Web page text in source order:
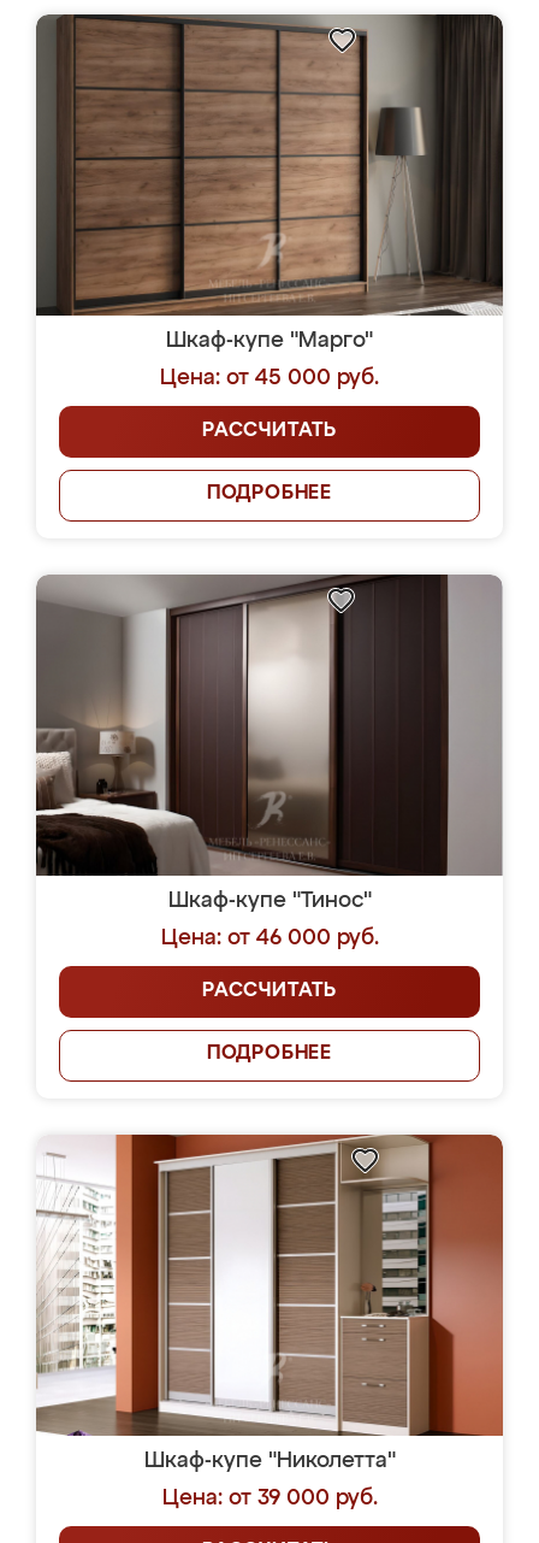
Шкаф-купе "Марго"
Цена: от 45 000 руб.
РАССЧИТАТЬ
ПОДРОБНЕЕ
Шкаф-купе "Тинос"
Цена: от 46 000 руб.
РАССЧИТАТЬ
ПОДРОБНЕЕ
Шкаф-купе "Николетта"
Цена: от 39 000 руб.